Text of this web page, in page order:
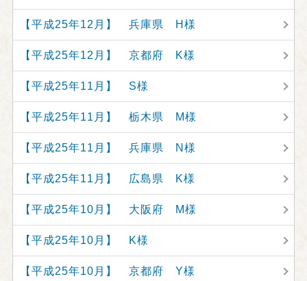
【平成25年12月】 兵庫県 H様
【平成25年12月】 京都府 K様
【平成25年11月】 S様
【平成25年11月】 栃木県 M様
【平成25年11月】 兵庫県 N様
【平成25年11月】 広島県 K様
【平成25年10月】 大阪府 M様
【平成25年10月】 K様
【平成25年10月】 京都府 Y様